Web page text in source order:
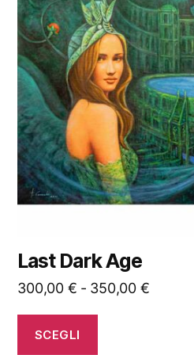
Last Dark Age
300,00 € - 350,00 €Fascia
SCEGLI
varianti.
Le
opzioni
possono
essere
scelte
nella
pagina
del
prodotto